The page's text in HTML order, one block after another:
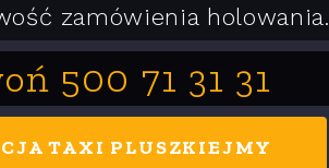
zamówienia holowania.
500 71 31 31
TAXI PLUSZKIEJMY